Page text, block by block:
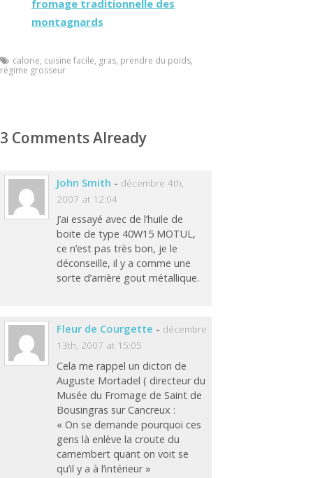
fromage traditionnelle des
montagnards
calorie, cuisine facile, gras, prendre du poids,
régime grosseur
3 Comments Already
John Smith - décembre 4th,
2007 at 12:04
J’ai essayé avec de l’huile de
boite de type 40W15 MOTUL,
ce n’est pas très bon, je le
déconseille, il y a comme une
sorte d’arrière gout métallique.
Fleur de Courgette - décembre
13th, 2007 at 15:05
Cela me rappel un dicton de
Auguste Mortadel ( directeur du
Musée du Fromage de Saint de
Bousingras sur Cancreux :
« On se demande pourquoi ces
gens là enlève la croute du
camembert quant on voit se
qu’il y a à l’intérieur »